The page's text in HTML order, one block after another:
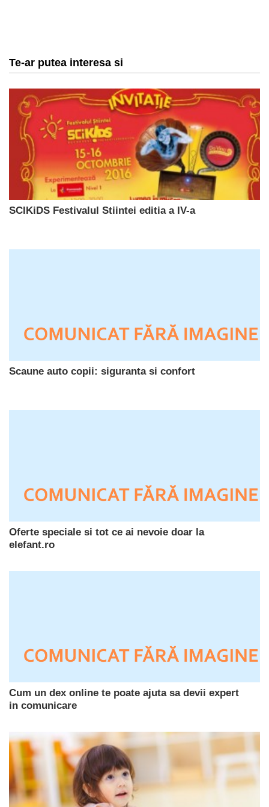
Te-ar putea interesa si
SCIKiDS Festivalul Stiintei editia a IV-a
Scaune auto copii: siguranta si confort
Oferte speciale si tot ce ai nevoie doar la
elefant.ro
Cum un dex online te poate ajuta sa devii expert
in comunicare